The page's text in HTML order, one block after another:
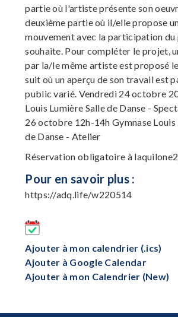
partie où l'artiste présente son
deuxième partie où il/elle propose
mouvement avec la participation du
souhaite. Pour compléter le projet,
par la/le même artiste est proposé
suit où un aperçu de son travail est
public varié. Vendredi 24 octobre
Louis Lumière Salle de Danse -
26 octobre 12h-14h Gymnase Louis
de Danse - Atelier
Réservation obligatoire à
Pour en savoir plus :
https://adq.life/w220514
Ajouter à mon calendrier (.ics)
Ajouter à Google Calendar
Ajouter à mon Calendrier (New)